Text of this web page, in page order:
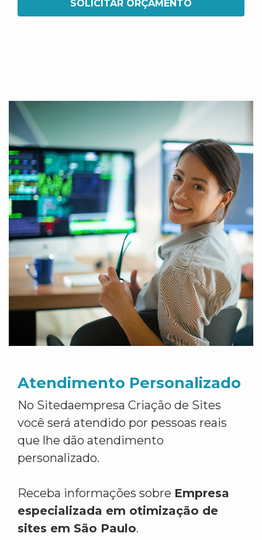
SOLICITAR ORÇAMENTO
Atendimento Personalizado
No Sitedaempresa Criação de Sites
você será atendido por pessoas reais
que lhe dão atendimento
personalizado.
Receba informações sobre Empresa
especializada em otimização de
sites em São Paulo.